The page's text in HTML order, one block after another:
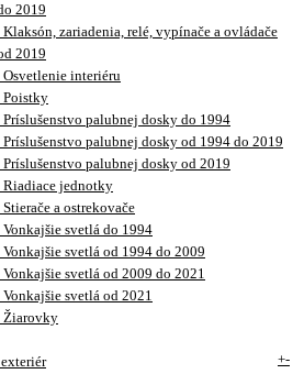
2019
Klaksón, zariadenia, relé, vypínače a ovládače
2019
Osvetlenie interiéru
Poistky
Príslušenstvo palubnej dosky do 1994
Príslušenstvo palubnej dosky od 1994 do 2019
Príslušenstvo palubnej dosky od 2019
Riadiace jednotky
Stierače a ostrekovače
Vonkajšie svetlá do 1994
Vonkajšie svetlá od 1994 do 2009
Vonkajšie svetlá od 2009 do 2021
Vonkajšie svetlá od 2021
Žiarovky
+-